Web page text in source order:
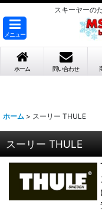
スキーヤーの
メニュー
ホーム 問い合わせ
ホーム > スーリー THULE
スーリー THULE